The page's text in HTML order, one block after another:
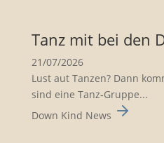
Tanz mit bei den
21/07/2026
Lust aut Tanzen? Dann
sind eine Tanz-Gruppe...
Down Kind News